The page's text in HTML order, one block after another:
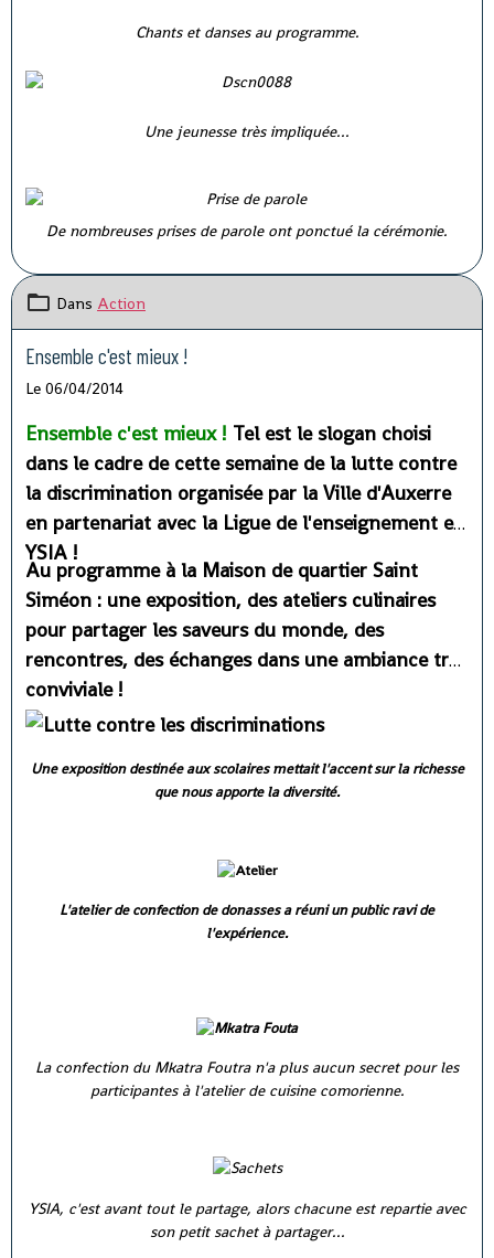
Chants et danses au programme.
Une jeunesse très impliquée...
De nombreuses prises de parole ont ponctué la cérémonie.
Dans Action
Ensemble c'est mieux !
Le 06/04/2014
Ensemble c'est mieux ! Tel est le slogan choisi
dans le cadre de cette semaine de la lutte contre
la discrimination organisée par la Ville d'Auxerre
en partenariat avec la Ligue de l'enseignement et
YSIA !
Au programme à la Maison de quartier Saint
Siméon : une exposition, des ateliers culinaires
pour partager les saveurs du monde, des
rencontres, des échanges dans une ambiance très
conviviale !
Une exposition destinée aux scolaires mettait l'accent sur la richesse
que nous apporte la diversité.
L'atelier de confection de donasses a réuni un public ravi de
l'expérience.
La confection du Mkatra Foutra n'a plus aucun secret pour les
participantes à l'atelier de cuisine comorienne.
YSIA, c'est avant tout le partage, alors chacune est repartie avec
son petit sachet à partager...